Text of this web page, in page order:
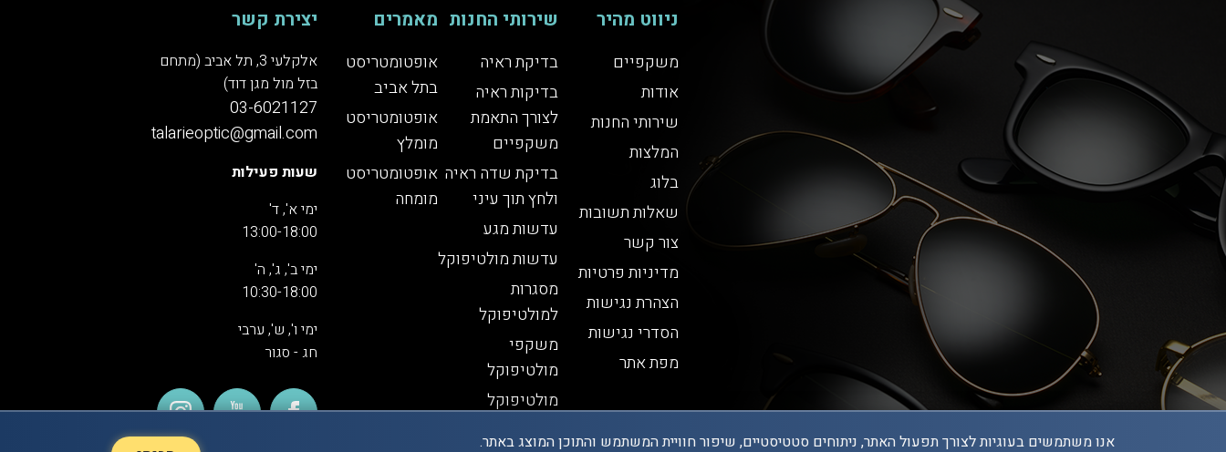
ניווט מהיר
משקפיים
אודות
שירותי החנות
המלצות
בלוג
שאלות תשובות
צור קשר
מדיניות פרטיות
הצהרת נגישות
הסדרי נגישות
מפת אתר
שירותי החנות
בדיקת ראיה
בדיקות ראיה
לצורך התאמת
משקפיים
בדיקת שדה ראיה
ולחץ תוך עיני
עדשות מגע
עדשות מולטיפוקל
מסגרות
למולטיפוקל
משקפי
מולטיפוקל
מולטיפוקל
מאמרים
אופטומטריסט
בתל אביב
אופטומטריסט
מומלץ
אופטומטריסט
מומחה
יצירת קשר
אלקלעי 3, תל אביב (מתחם
בזל מול מגן דוד)
03-6021127
talarieoptic@gmail.com
שעות פעילות
ימי א', ד'
13:00-18:00
ימי ב', ג', ה'
10:30-18:00
ימי ו', ש', ערבי
חג - סגור
אנו משתמשים בעוגיות לצורך תפעול האתר, ניתוחים סטטיסטיים, שיפור חוויית המשתמש והתוכן המוצג באתר.